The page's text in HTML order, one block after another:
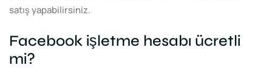
satış yapabilirsiniz.
Facebook işletme hesabı ücretli
mi?